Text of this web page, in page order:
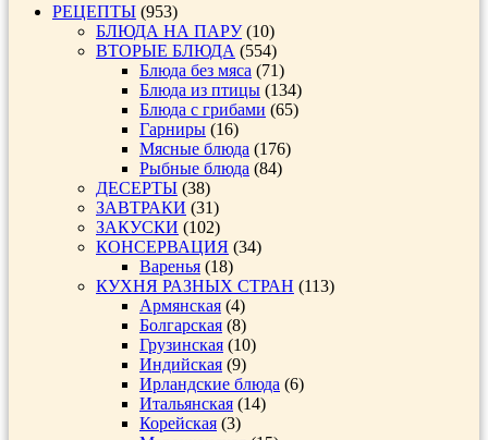
РЕЦЕПТЫ (953)
БЛЮДА НА ПАРУ(10)
ВТОРЫЕ БЛЮДА (554)
Блюда без мяса (71)
Блюда из птицы (134)
Блюда с грибами (65)
Гарниры (16)
Мясные блюда (176)
Рыбные блюда (84)
ДЕСЕРТЫ (38)
ЗАВТРАКИ (31)
ЗАКУСКИ (102)
КОНСЕРВАЦИЯ (34)
Варенья (18)
КУХНЯ РАЗНЫХ СТРАН (113)
Армянская (4)
Болгарская (8)
Грузинская (10)
Индийская (9)
Ирландские блюда (6)
Итальянская (14)
Корейская (3)